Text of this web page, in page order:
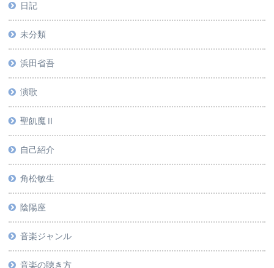
日記
未分類
浜田省吾
演歌
聖飢魔Ⅱ
自己紹介
角松敏生
陰陽座
音楽ジャンル
音楽の聴き方